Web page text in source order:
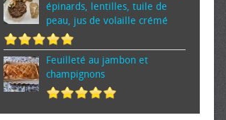
épinards, lentilles, tuile de
peau, jus de volaille crémé
Feuilleté au jambon et
champignons